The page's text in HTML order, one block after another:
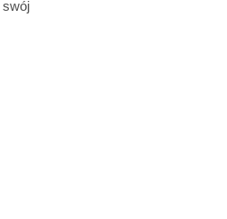
swój